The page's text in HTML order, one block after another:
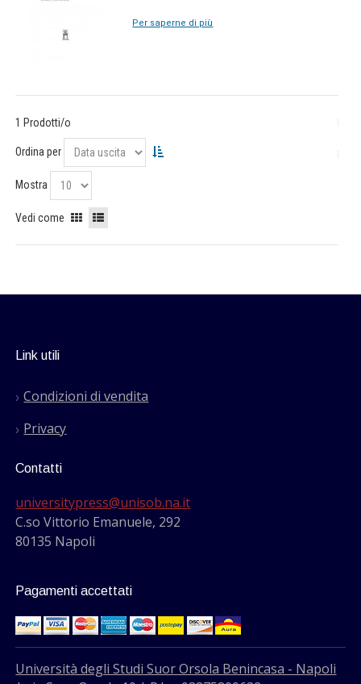
Per saperne di più
1 Prodotti/o
Ordina per
Mostra
Vedi come
Link utili
Condizioni di vendita
Privacy
Contatti
universitypress@unisob.na.it
C.so Vittorio Emanuele, 292
80135 Napoli
Pagamenti accettati
Università degli Studi Suor Orsola Benincasa - Napoli